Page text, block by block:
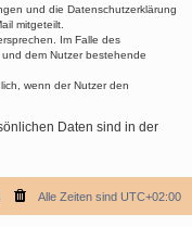
und die Datenschutzerklärung
mitgeteilt.
Im Falle des
dem Nutzer bestehende
wenn der Nutzer den
Daten sind in der
Alle Zeiten sind UTC+02:00